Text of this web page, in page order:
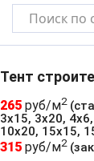
Тент
265 руб/м2
3х15, 3х20,
10х20, 15х15,
315 руб/м2